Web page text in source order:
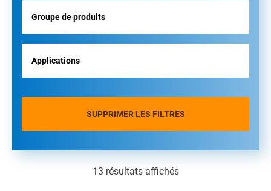
SUPPRIMER LES FILTRES
13 résultats affichés